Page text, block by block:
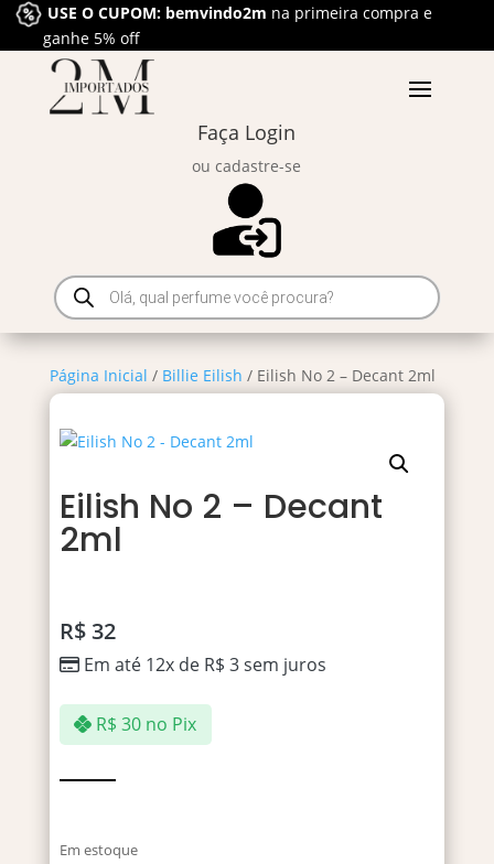
USE O CUPOM: bemvindo2m na primeira compra e
ganhe 5% off
Faça Login
ou cadastre-se
Pesquisar
produtos
Página Inicial / Billie Eilish / Eilish No 2 – Decant 2ml
Eilish No 2 – Decant
2ml
R$32
Em até 12x de R$ 3sem juros
R$ 30 no Pix
Em estoque